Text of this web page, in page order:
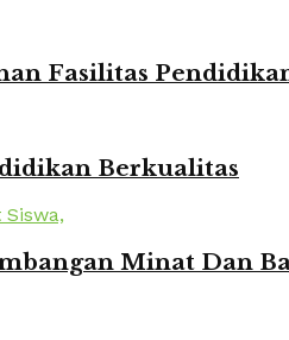
Fasilitas
Berkualitas
Minat Dan